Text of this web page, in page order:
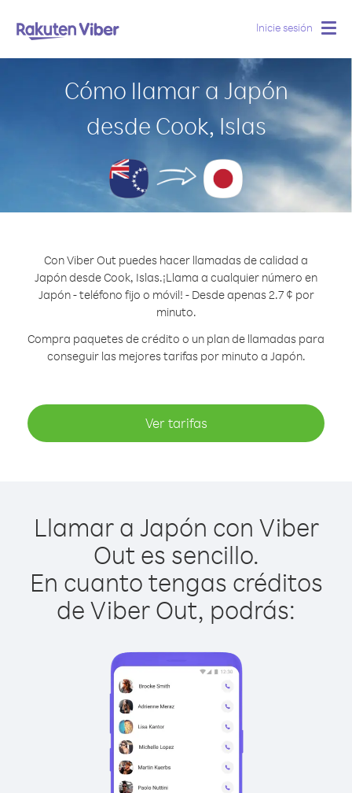
Inicie sesión
Cómo llamar a Japón
desde Cook, Islas
Con Viber Out puedes hacer llamadas de calidad a
Japón desde Cook, Islas.¡Llama a cualquier número en
Japón - teléfono fijo o móvil! - Desde apenas 2.7 ¢ por
minuto.
Compra paquetes de crédito o un plan de llamadas para
conseguir las mejores tarifas por minuto a Japón.
Ver tarifas
Llamar a Japón con Viber
Out es sencillo.
En cuanto tengas créditos
de Viber Out, podrás: